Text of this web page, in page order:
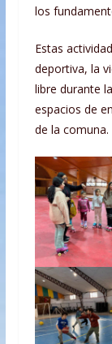
los
Estas
deportiva, la
libre durante
espacios de
de la comuna.